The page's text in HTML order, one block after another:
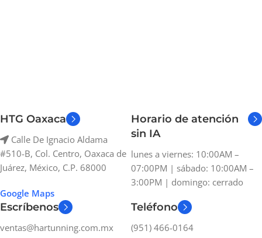
HTG Oaxaca
Calle De Ignacio Aldama
#510-B, Col. Centro, Oaxaca de
Juárez, México, C.P. 68000
Google Maps
Horario de atención
sin IA
lunes a viernes: 10:00AM –
07:00PM | sábado: 10:00AM –
3:00PM | domingo: cerrado
Escríbenos
ventas@hartunning.com.mx
Teléfono
(951) 466-0164